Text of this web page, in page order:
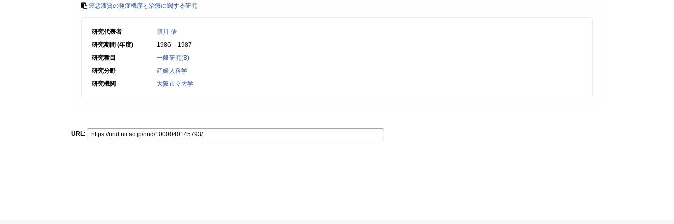
癌悪液質の発症機序と治療に関する研究
研究代表者
須川 佶
研究期間 (年度)
1986 – 1987
研究種目
一般研究(B)
研究分野
産婦人科学
研究機関
大阪市立大学
URL: